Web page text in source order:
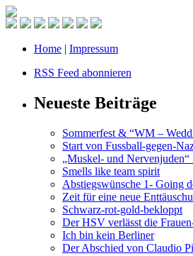
Home | Impressum
RSS Feed abonnieren
Neueste Beiträge
Sommerfest & “WM –
Start von Fussball-gegen-
„Muskel- und Nervenjuden“
Smells like team spirit
Abstiegswünsche 1- Going
Zeit für eine neue
Schwarz-rot-gold-bekloppt
Der HSV verlässt die
Ich bin kein Berliner
Der Abschied von Claudio